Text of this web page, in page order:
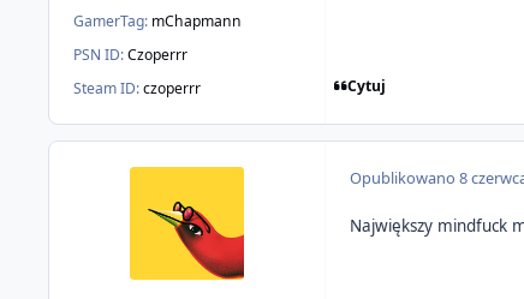
GamerTag: mChapmann
PSN ID:Czoperrr
Steam ID:czoperrr Cytuj
Opublikowano8
Największy mindfuck